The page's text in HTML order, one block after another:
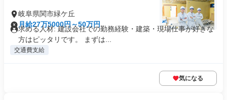
岐阜県関市緑ケ丘
月給27万5000円～50万円
求める人材: 建設会社での勤務経験・建築・現場仕事が好きな
方はピッタリです。 まずは...
交通費支給
気になる